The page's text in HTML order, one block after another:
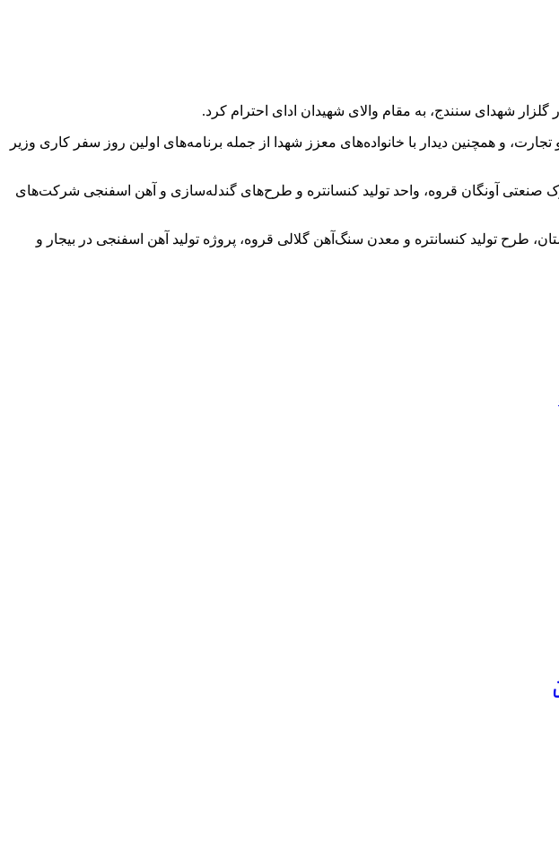
و همچنین دیدار با خانواده‌های معزز شهدا از جمله برنامەهای اولین روز سفر کاری وزیر
صنعتی آونگان قروه، واحد تولید کنسانتره و طرح‌های گندله‌سازی و آهن اسفنجی شرکت‌های
طرح تولید کنسانتره و معدن سنگ‌آهن گلالی قروه، پروژه تولید آهن اسفنجی در بیجار و